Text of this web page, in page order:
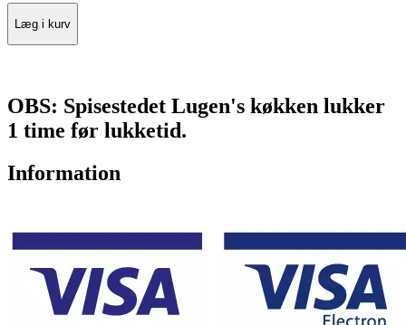
Læg i kurv
OBS: Spisestedet Lugen's køkken lukker
1 time før lukketid.
Information